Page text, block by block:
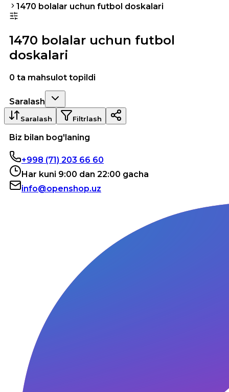
1470 bolalar uchun futbol doskalari
1470 bolalar uchun futbol
doskalari
0 ta mahsulot topildi
Saralash
Saralash Filtrlash
Biz bilan bog'laning
+998 (71) 203 66 60
Har kuni 9:00 dan 22:00 gacha
info@openshop.uz